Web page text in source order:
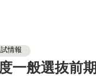
試情報
一般選抜前